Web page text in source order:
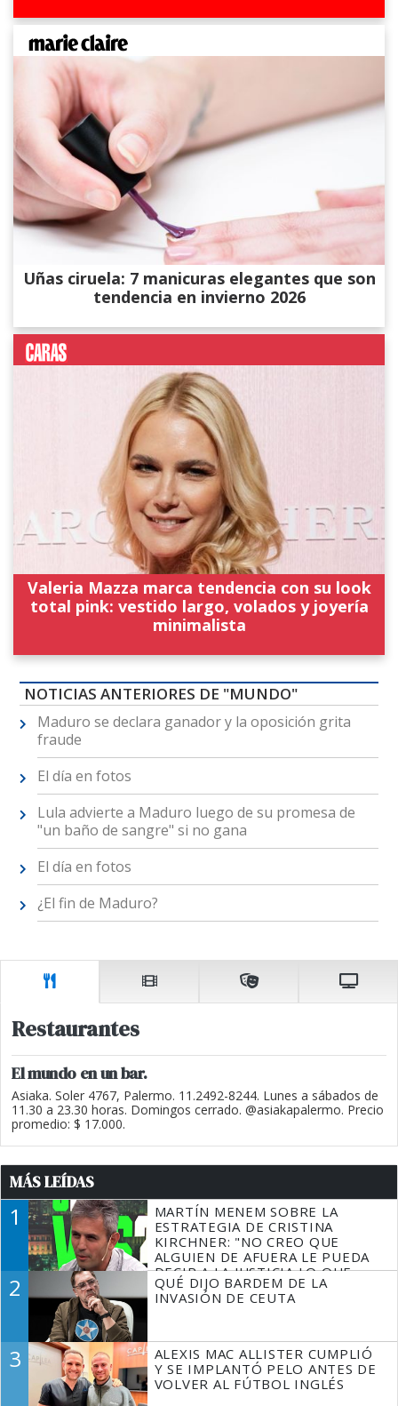
Uñas ciruela: 7 manicuras elegantes que son
tendencia en invierno 2026
Valeria Mazza marca tendencia con su look
total pink: vestido largo, volados y joyería
minimalista
NOTICIAS ANTERIORES DE "MUNDO"
Maduro se declara ganador y la oposición grita
fraude
El día en fotos
Lula advierte a Maduro luego de su promesa de
"un baño de sangre" si no gana
El día en fotos
¿El fin de Maduro?
Restaurantes
El mundo en un bar.
Asiaka. Soler 4767, Palermo. 11.2492-8244. Lunes a sábados de
11.30 a 23.30 horas. Domingos cerrado. @asiakapalermo. Precio
promedio: $ 17.000.
MÁS LEÍDAS
1
MARTÍN MENEM SOBRE LA
ESTRATEGIA DE CRISTINA
KIRCHNER: "NO CREO QUE
ALGUIEN DE AFUERA LE PUEDA
DECIR A LA JUSTICIA LO QUE
TIENE QUE HACER"
2
QUÉ DIJO BARDEM DE LA
INVASIÓN DE CEUTA
3
ALEXIS MAC ALLISTER CUMPLIÓ
Y SE IMPLANTÓ PELO ANTES DE
VOLVER AL FÚTBOL INGLÉS